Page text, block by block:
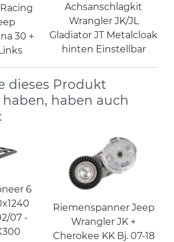
30 +
Achsanschlagkit
Wrangler JK/JL
Gladiator JT Metalcloak
hinten Einstellbar
dieses Produkt
haben auch
6
07 -
Riemenspanner Jeep
Wrangler JK +
Cherokee KK Bj. 07-18